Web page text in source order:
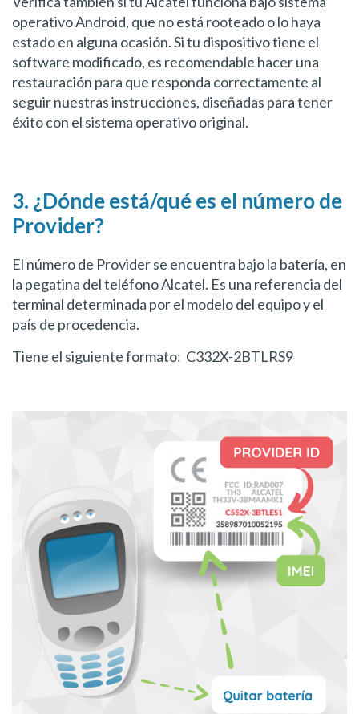
operativo Android, que no está rooteado o lo haya
estado en alguna ocasión. Si tu dispositivo tiene el
software modificado, es recomendable hacer una
restauración para que responda correctamente al
seguir nuestras instrucciones, diseñadas para tener
éxito con el sistema operativo original.
3. ¿Dónde está/qué es el número de
Provider?
El número de Provider se encuentra bajo la batería, en
la pegatina del teléfono Alcatel. Es una referencia del
terminal determinada por el modelo del equipo y el
país de procedencia.
Tiene el siguiente formato: C332X-2BTLRS9